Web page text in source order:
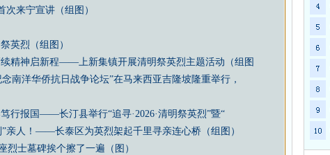
次来宁宣讲（组图）
英烈（组图）
精神启新程——上新集镇开展清明祭英烈主题活动（组图
南洋华侨抗日战争论坛”在马来西亚吉隆坡隆重举行，
行报国——长汀县举行“追寻·2026·清明祭英烈”暨“
”亲人！——长泰区为英烈架起千里寻亲连心桥（组图）
烈士墓碑挨个擦了一遍（图）